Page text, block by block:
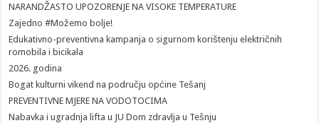
NARANDŽASTO UPOZORENJE NA VISOKE TEMPERATURE
Zajedno #Možemo bolje!
Edukativno-preventivna kampanja o sigurnom korištenju električnih
romobila i bicikala
2026. godina
Bogat kulturni vikend na području općine Tešanj
PREVENTIVNE MJERE NA VODOTOCIMA
Nabavka i ugradnja lifta u JU Dom zdravlja u Tešnju